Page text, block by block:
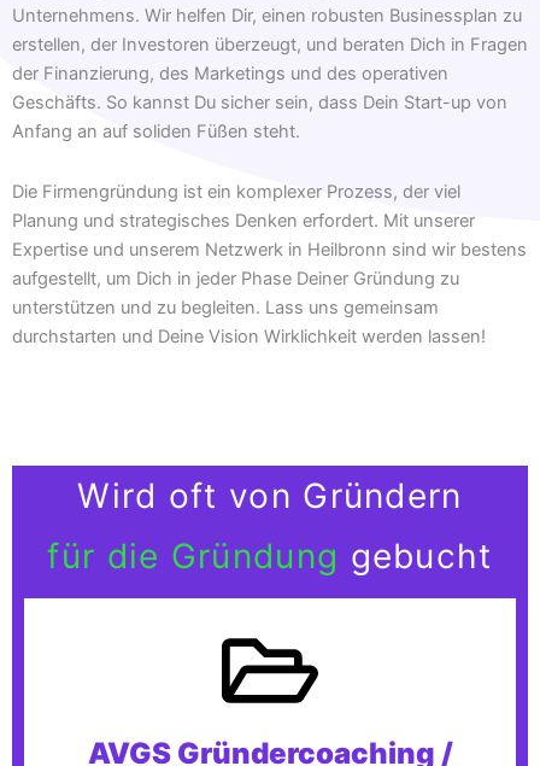
Unternehmens. Wir helfen Dir, einen robusten Businessplan zu
erstellen, der Investoren überzeugt, und beraten Dich in Fragen
der Finanzierung, des Marketings und des operativen
Geschäfts. So kannst Du sicher sein, dass Dein Start-up von
Anfang an auf soliden Füßen steht.
Die Firmengründung ist ein komplexer Prozess, der viel
Planung und strategisches Denken erfordert. Mit unserer
Expertise und unserem Netzwerk in Heilbronn sind wir bestens
aufgestellt, um Dich in jeder Phase Deiner Gründung zu
unterstützen und zu begleiten. Lass uns gemeinsam
durchstarten und Deine Vision Wirklichkeit werden lassen!
Wird oft von Gründern
für die Gründung gebucht
AVGS Gründercoaching /